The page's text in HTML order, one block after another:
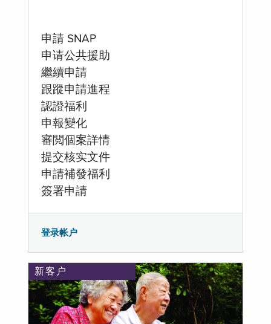
申請 SNAP
申请公共援助
繼續申請
跟蹤申請進程
認證福利
申報變化
審閲個案詳情
提交核实文件
申請補發福利
簽署申請
登录帐户
新客户